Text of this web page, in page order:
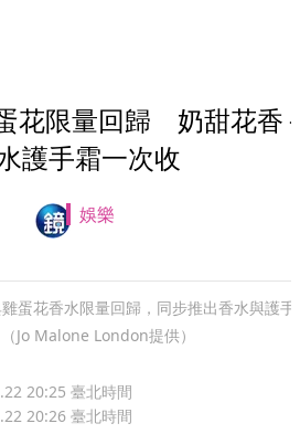
花限量回歸 奶甜花香
護手霜一次收
娛樂
蛋花香水限量回歸，同步推出香水與護手
Jo Malone London提供）
20:25 臺北時間
20:26 臺北時間